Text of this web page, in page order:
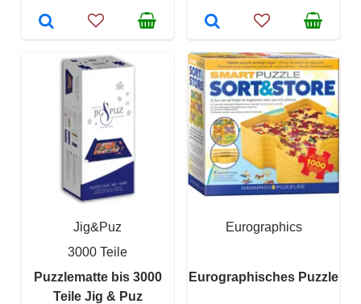
Jig&Puz
3000 Teile
Puzzlematte bis 3000
Teile Jig & Puz
Eurographics
Eurographisches Puzzle